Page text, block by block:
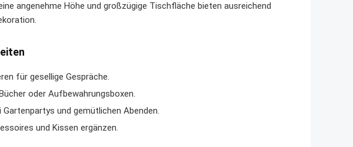
angenehme Höhe und großzügige Tischfläche bieten ausreichend
für gesellige Gespräche.
oder Aufbewahrungsboxen.
und gemütlichen Abenden.
und Kissen ergänzen.